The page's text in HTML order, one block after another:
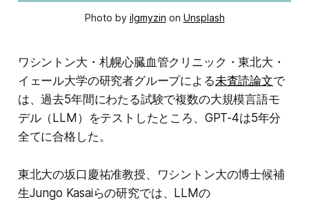
Photo by ilgmyzin on Unsplash
ワシントン大・札幌心臓血管クリニック・東北大・
イェール大学の研究者グループによる未査読論文で
は、過去5年間にわたる試験で複数の大規模言語モ
デル（LLM）をテストしたところ、GPT-4は5年分
全てに合格した。
東北大の坂口慶祐准教授、ワシントン大の博士候補
生Jungo Kasaiらの研究では、LLMの